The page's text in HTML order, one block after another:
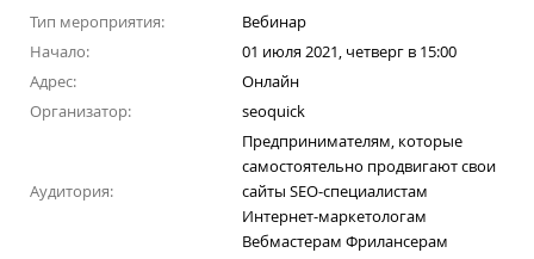
Тип мероприятия:
Вебинар
Начало:
01 июля 2021, четверг в 15:00
Адрес:
Онлайн
Организатор:
seoquick
Аудитория:
Предпринимателям, которые
самостоятельно продвигают свои
сайты SEO-специалистам
Интернет-маркетологам
Вебмастерам Фрилансерам